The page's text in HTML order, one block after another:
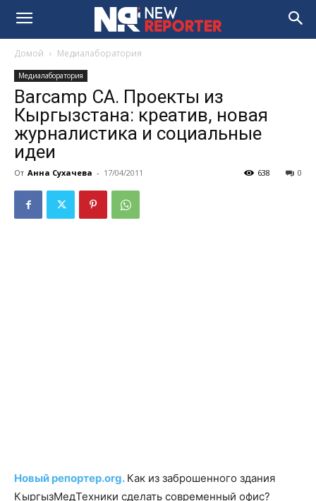
Домой Медиалаборатория
Медиалаборатория
Barcamp CA. Проекты из
Кыргызстана: креатив, новая
журналистика и социальные
идеи
От Анна Сухачева - 17/04/2011 0
638
Новый репортер.org. Как из заброшенного здания
КыргызМедТехники сделать современный офис?